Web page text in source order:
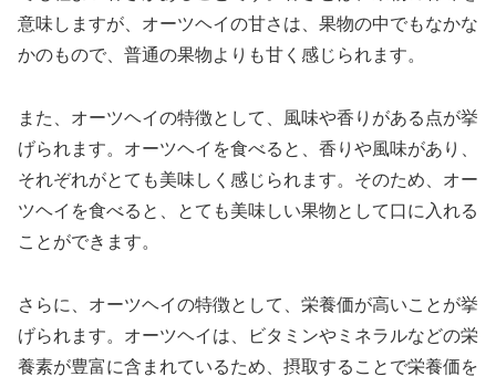
意味しますが、オーツヘイの甘さは、果物の中でもなかな
かのもので、普通の果物よりも甘く感じられます。
また、オーツヘイの特徴として、風味や香りがある点が挙
げられます。オーツヘイを食べると、香りや風味があり、
それぞれがとても美味しく感じられます。そのため、オー
ツヘイを食べると、とても美味しい果物として口に入れる
ことができます。
さらに、オーツヘイの特徴として、栄養価が高いことが挙
げられます。オーツヘイは、ビタミンやミネラルなどの栄
養素が豊富に含まれているため、摂取することで栄養価を